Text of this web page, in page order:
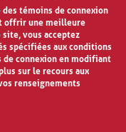
témoins de connexion
offrir une meilleure
vous acceptez
spécifiées aux conditions
de connexion en modifiant
sur le recours aux
renseignements